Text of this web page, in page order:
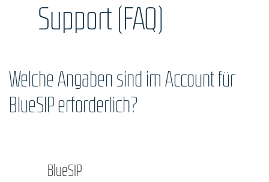
Support (FAQ)
Welche Angaben sind im Account für
BlueSIP erforderlich?
BlueSIP